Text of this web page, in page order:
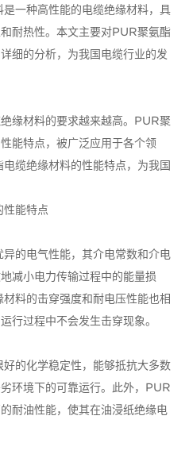
一种高性能的电缆绝缘材料，具
耐热性。本文主要对PUR聚氨酯
细的分析，为我国电缆行业的发
缘材料的要求越来越高。PUR聚
能特点，被广泛应用于各个领
缆绝缘材料的性能特点，为我国
性能特点
的电气性能，其介电常数和介电
减小电力传输过程中的能量损
料的击穿强度和耐电压性能也相
行过程中不会发生击穿现象。
的化学稳定性，能够抵抗大多数
环境下的可靠运行。此外，PUR
耐油性能，使其在油浸纸绝缘电